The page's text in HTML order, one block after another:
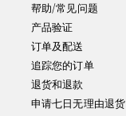
帮助/常见问题
产品验证
订单及配送
追踪您的订单
退货和退款
申请七日无理由退货